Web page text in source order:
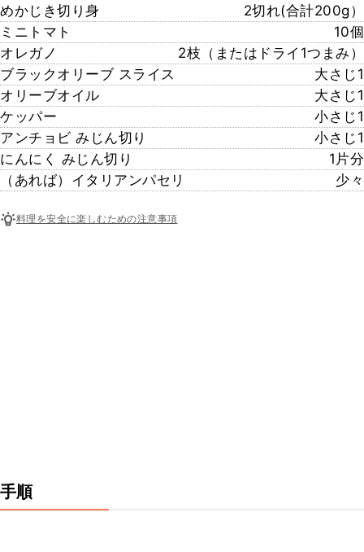
めかじき切り身
2切れ(合計200g）
ミニトマト
10個
オレガノ
2枝（またはドライ1つまみ）
ブラックオリーブ スライス
大さじ1
オリーブオイル
大さじ1
ケッパー
小さじ1
アンチョビ みじん切り
小さじ1
にんにく みじん切り
1片分
（あれば）イタリアンパセリ
少々
料理を安全に楽しむための注意事項
手順